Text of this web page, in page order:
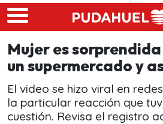
Skip to main content
Mujer es
un supermercado y
El video se hizo viral en
la particular reacción que
cuestión. Revisa el registro